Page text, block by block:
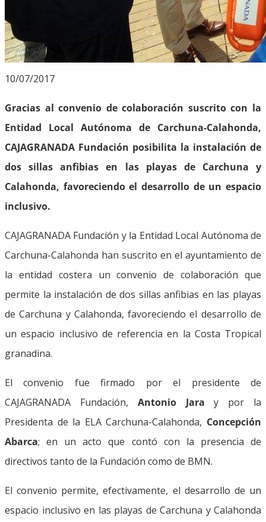
10/07/2017
Gracias al convenio de colaboración suscrito con la
Entidad Local Autónoma de Carchuna-Calahonda,
CAJAGRANADA Fundación posibilita la instalación de
dos sillas anfibias en las playas de Carchuna y
Calahonda, favoreciendo el desarrollo de un espacio
inclusivo.
CAJAGRANADA Fundación y la Entidad Local Autónoma de
Carchuna-Calahonda han suscrito en el ayuntamiento de
la entidad costera un convenio de colaboración que
permite la instalación de dos sillas anfibias en las playas
de Carchuna y Calahonda, favoreciendo el desarrollo de
un espacio inclusivo de referencia en la Costa Tropical
granadina.
El convenio fue firmado por el presidente de
CAJAGRANADA Fundación, Antonio Jaray por la
Presidenta de la ELA Carchuna-Calahonda, Concepción
Abarca; en un acto que contó con la presencia de
directivos tanto de la Fundación como de BMN.
El convenio permite, efectivamente, el desarrollo de un
espacio inclusivo en las playas de Carchuna y Calahonda